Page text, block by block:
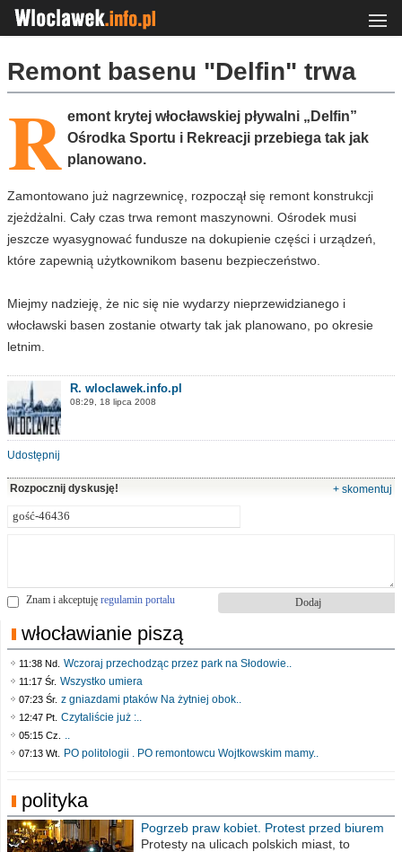
Remont basenu "Delfin" trwa
R emont krytej włocławskiej pływalni „Delfin”
Ośrodka Sportu i Rekreacji przebiega tak jak
planowano.
Zamontowano już nagrzewnicę, rozpoczął się remont konstrukcji
zjeżdżalni. Cały czas trwa remont maszynowni. Ośrodek musi
jeszcze wyasygnować fundusze na dokupienie części i urządzeń,
które zapewnią użytkownikom basenu bezpieczeństwo.
Miejmy nadzieję, że nic się nie wydarzy nieprzewidzianego i
włocławski basen zostanie otwarty tak jak planowano, po okresie
letnim.
R. wloclawek.info.pl
08:29, 18 lipca 2008
Udostępnij
Rozpocznij dyskusję! + skomentuj
Znam i akceptuję regulamin portalu
włocławianie piszą
11:38 Nd. Wczoraj przechodząc przez park na Słodowie..
11:17 Śr. Wszystko umiera
07:23 Śr. z gniazdami ptaków Na żytniej obok..
12:47 Pt. Czytaliście już :..
05:15 Cz. ..
07:13 Wt. PO politologii . PO remontowcu Wojtkowskim mamy..
polityka
Pogrzeb praw kobiet. Protest przed biurem
poselskim PiS
Protesty na ulicach polskich miast, to